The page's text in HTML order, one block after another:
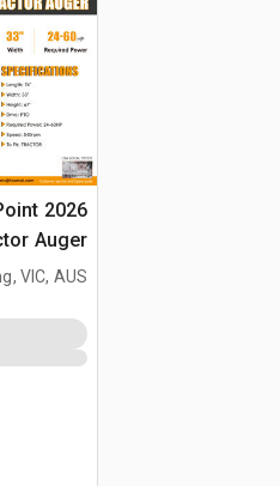
Point
(Unused)
VIC, AUS